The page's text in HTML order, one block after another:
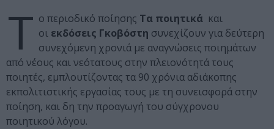
Τ ο περιοδικό ποίησης Τα ποιητικά και
οι εκδόσεις Γκοβόστη συνεχίζουν για δεύτερη
συνεχόμενη χρονιά με αναγνώσεις ποιημάτων
από νέους και νεότατους στην πλειονότητά τους
ποιητές, εμπλουτίζοντας τα 90 χρόνια αδιάκοπης
εκπολιτιστικής εργασίας τους με τη συνεισφορά στην
ποίηση, και δη την προαγωγή του σύγχρονου
ποιητικού λόγου.